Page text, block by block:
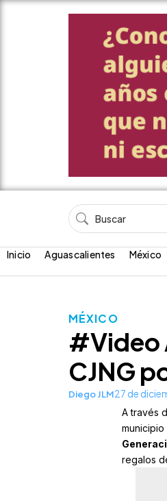
Inicio Aguascalientes México
MÉXICO
#Video
CJNG
Diego JLM27 de
A través
municipio
regalos